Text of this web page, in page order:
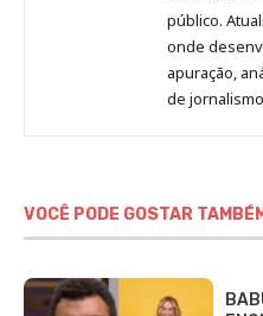
público.
onde
apuração,
de
VOCÊ PODE GOSTAR TAMBÉM